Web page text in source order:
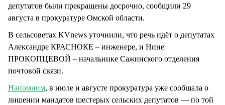
депутатов были прекращены досрочно, сообщили 29
августа в прокуратуре Омской области.
В сельсоветах KVnews уточнили, что речь идёт о депутатах
Александре КРАСНОКЕ – инженере, и Нине
ПРОКОПЦЕВОЙ – начальнике Сажинского отделения
почтовой связи.
Напомним, в июле и августе прокуратура уже сообщала о
лишении мандатов шестерых сельских депутатов — по той